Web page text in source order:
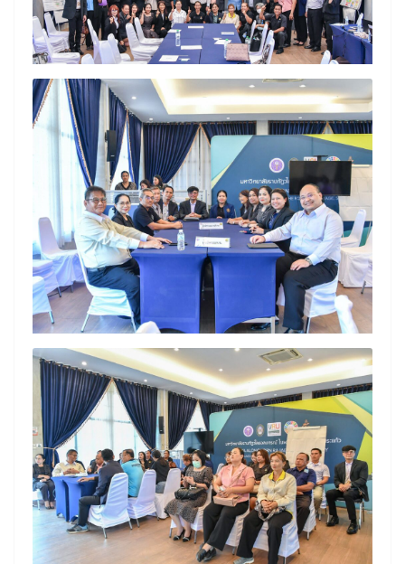
Search
Search